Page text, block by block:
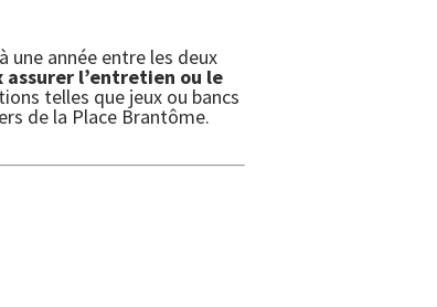
une année entre les deux
assurer l’entretien ou le
telles que jeux ou bancs
de la Place Brantôme.